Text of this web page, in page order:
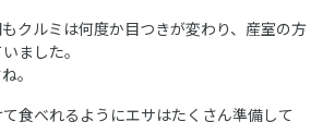
クルミは何度か目つきが変わり、産室の方
ました。
。
食べれるようにエサはたくさん準備して